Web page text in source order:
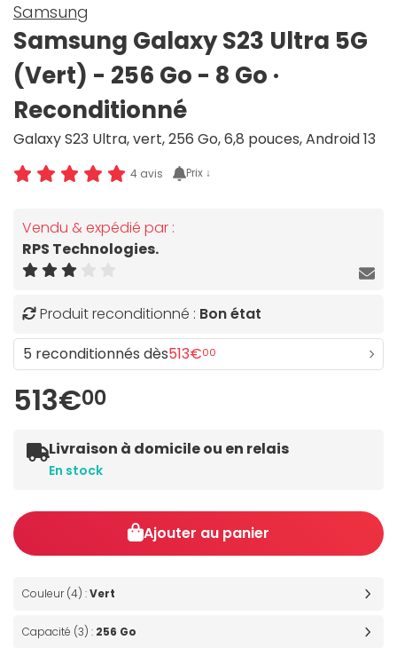
Samsung
Samsung Galaxy S23 Ultra 5G
(Vert) - 256 Go - 8 Go ·
Reconditionné
Galaxy S23 Ultra, vert, 256 Go, 6,8 pouces, Android 13
4 avis Prix ↓
Vendu & expédié par :
RPS Technologies.
Produit reconditionné : Bon état
5 reconditionnés dès513€00
513€00
Livraison à domicile ou en relais
En stock
Ajouter au panier
Couleur (4) :Vert
Capacité (3) : 256 Go